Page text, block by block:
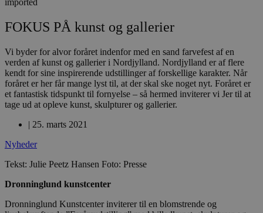
imported
FOKUS PÅ kunst og gallerier
Vi byder for alvor foråret indenfor med en sand farvefest af en
verden af kunst og gallerier i Nordjylland. Nordjylland er af flere
kendt for sine inspirerende udstillinger af forskellige karakter. Når
foråret er her får mange lyst til, at der skal ske noget nyt. Foråret er
et fantastisk tidspunkt til fornyelse – så hermed inviterer vi Jer til at
tage ud at opleve kunst, skulpturer og gallerier.
| 25. marts 2021
Nyheder
Tekst: Julie Peetz Hansen Foto: Presse
Dronninglund kunstcenter
Dronninglund Kunstcenter inviterer til en blomstrende og